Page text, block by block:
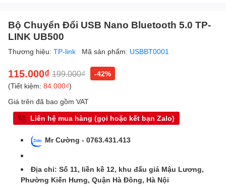
Bộ Chuyển Đổi USB Nano Bluetooth 5.0 TP-
LINK UB500
Thương hiệu: TP-link Mã sản phẩm: USBBT0001
115.000₫ 199.000₫
-42%
(Tiết kiệm: 84.000₫)
Giá trên đã bao gồm VAT
Liên hệ mua hàng (gọi hoặc kết bạn Zalo)
Mr Cường - 0763.431.413
Địa chỉ: Số 11, liền kề 12, khu đấu giá Mậu Lương,
Phường Kiến Hưng, Quận Hà Đông, Hà Nội